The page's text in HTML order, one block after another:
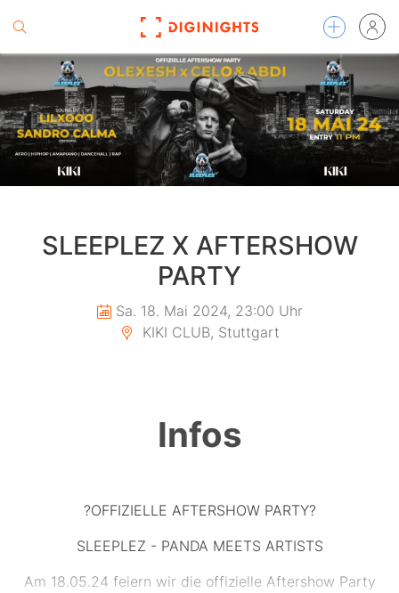
SLEEPLEZ X AFTERSHOW
PARTY
Sa. 18. Mai 2024, 23:00 Uhr
KIKI CLUB, Stuttgart
Infos
?OFFIZIELLE AFTERSHOW PARTY?
SLEEPLEZ - PANDA MEETS ARTISTS
Am 18.05.24 feiern wir die offizielle Aftershow Party